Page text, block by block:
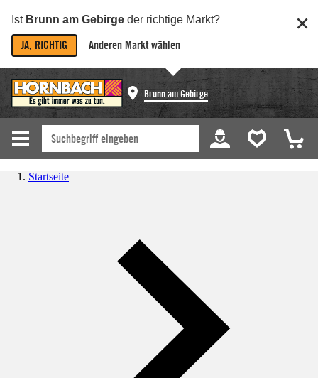
Ist Brunn am Gebirge der richtige Markt?
JA, RICHTIG Anderen Markt wählen
Brunn am Gebirge
Startseite